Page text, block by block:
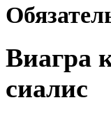
Виагра
сиалис